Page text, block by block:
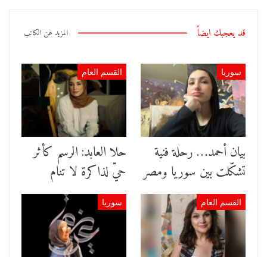
قد يعجبك ايضاً المزيد عن الكاتب
سوريا
بيان أحمد… رحلة فنية
تشكّلت بين سوريا ومصر
القسم العام
حلا العابد: الرسم كأثر
حيّ لذاكرة لا تنام
القسم العام سوريا